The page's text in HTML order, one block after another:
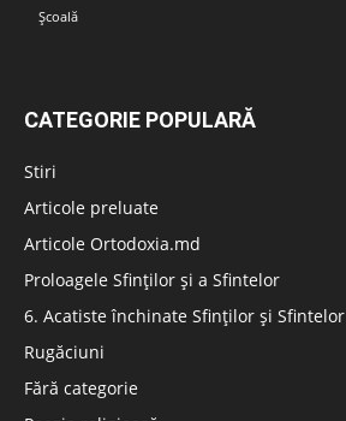
Școală
CATEGORIE POPULARĂ
Stiri
Articole preluate
Articole Ortodoxia.md
Proloagele Sfinților și a Sfintelor
6. Acatiste închinate Sfinților și Sfintelor
Rugăciuni
Fără categorie